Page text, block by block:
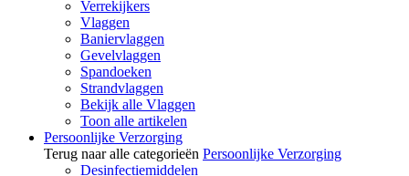
Verrekijkers
Vlaggen
Baniervlaggen
Gevelvlaggen
Spandoeken
Strandvlaggen
Bekijk alle Vlaggen
Toon alle artikelen
Persoonlijke Verzorging
Terug naar alle categorieën Persoonlijke Verzorging
Desinfectiemiddelen